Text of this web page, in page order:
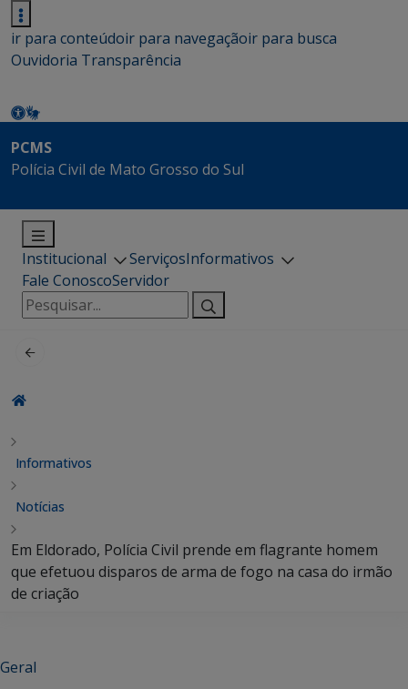
ir para conteúdoir para navegaçãoir para busca
Ouvidoria Transparência
PCMS
Polícia Civil de Mato Grosso do Sul
Institucional ServiçosInformativos
Fale ConoscoServidor
Pesquisar
por:
Informativos
Notícias
Em Eldorado, Polícia Civil prende em flagrante homem
que efetuou disparos de arma de fogo na casa do irmão
de criação
Geral